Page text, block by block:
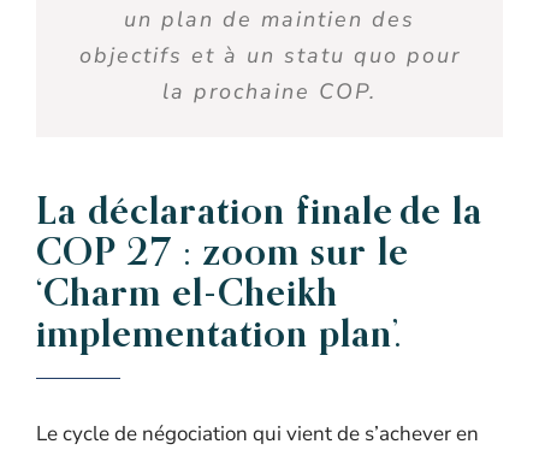
un plan de maintien des
objectifs et à un statu quo pour
la prochaine COP.
La déclaration finale de la
COP 27 : zoom sur le
‘Charm el-Cheikh
implementation plan’.
Le cycle de négociation qui vient de s’achever en